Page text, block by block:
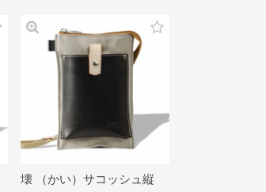
壊 （かい）サコッシュ縦